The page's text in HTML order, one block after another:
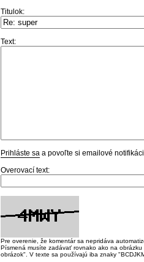
Titulok:
Text:
Prihláste sa a povoľte si emailové
Overovací text:
Pre overenie, že komentár sa nepridáva
Písmená musíte zadávať rovnako ako na
obrázok". V texte sa používajú iba znaky